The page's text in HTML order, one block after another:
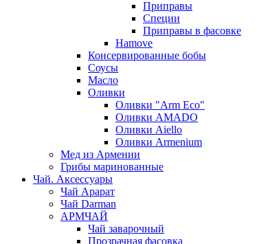
Приправы
Специи
Приправы в фасовке
Hamove
Консервированные бобы
Соусы
Масло
Оливки
Оливки "Arm Eco"
Оливки AMADO
Оливки Aiello
Оливки Armenium
Мед из Армении
Грибы маринованные
Чай. Аксессуары
Чай Арарат
Чай Darman
АРМЧАЙ
Чай заварочный
Прозрачная фасовка